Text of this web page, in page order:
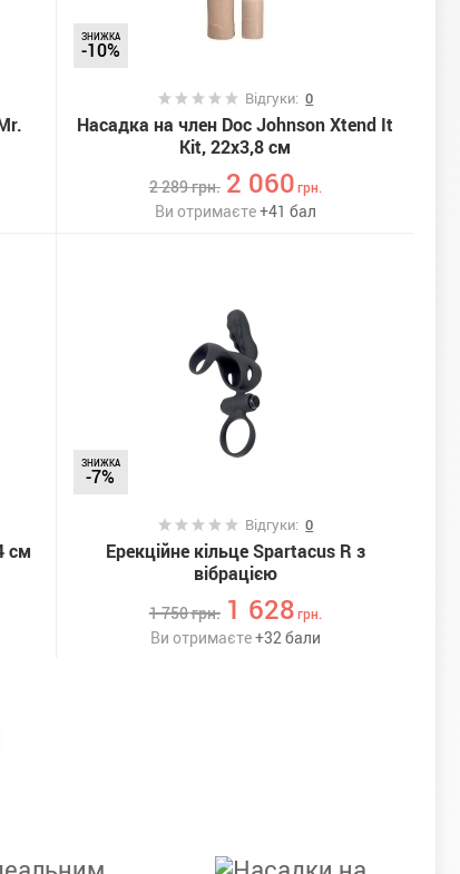
ЗНИЖКА
-10%
Відгуки:0
Насадка на член Doc Johnson Xtend It
Kit, 22х3,8 см
2 289грн. 2 060грн.
Ви отримаєте+41 бал
см
ЗНИЖКА
-7%
Відгуки:0
Ерекційне кільце Spartacus R з
вібрацією
1 750грн. 1 628грн.
Ви отримаєте+32бали